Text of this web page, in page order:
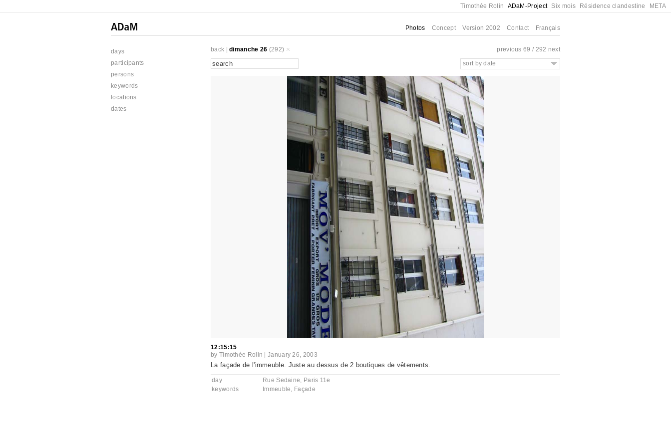
Timothée Rolin ADaM-Project Six mois Résidence clandestine META
Photos Concept Version 2002 Contact Français
days
participants
persons
keywords
locations
dates
back |dimanche 26 (292) previous 69 / 292 next
sort by date
12:15:15
by Timothée Rolin |January 26, 2003
La façade de l'immeuble. Juste au dessus de 2 boutiques de vêtements.
day
Rue Sedaine, Paris 11e
keywords
Immeuble, Façade